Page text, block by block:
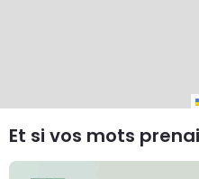
Et si vos mots